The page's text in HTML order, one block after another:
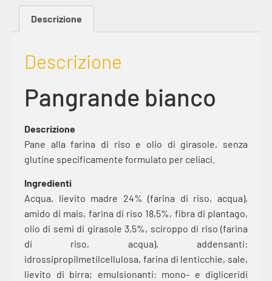
Descrizione
Descrizione
Pangrande bianco
Descrizione
Pane alla farina di riso e olio di girasole, senza
glutine specificamente formulato per celiaci.
Ingredienti
Acqua, lievito madre 24% (farina di riso, acqua),
amido di mais, farina di riso 18,5%, fibra di plantago,
olio di semi di girasole 3,5%, sciroppo di riso (farina
di riso, acqua), addensanti:
idrossipropilmetilcellulosa, farina di lenticchie, sale,
lievito di birra; emulsionanti: mono- e digliceridi